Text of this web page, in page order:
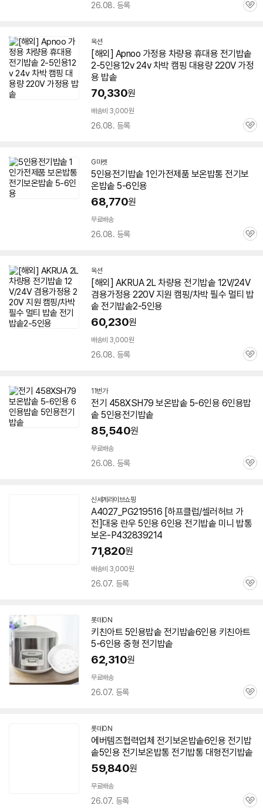
26.08. 등록
관
옥션
[해외] Apnoo 가정용 차량용 휴대용 전기밥솥
2-5인용12v 24v 차박 캠핑 대용량 220V 가정
용 밥솥
70,330원
배송비 3,000원
26.08. 등록
관
G마켓
5인용전기밥솥 1인가전제품 보온밥통 전기보
온밥솥 5-6인용
68,770원
무료배송
26.08. 등록
관
옥션
[해외] AKRUA 2L 차량용 전기밥솥 12V/24V
겸용가정용 220V 지원 캠핑/차박 필수 멀티 밥
솥 전기밥솥2-5인용
60,230원
배송비 3,000원
26.08. 등록
관
11번가
전기 458XSH79 보온밥솥 5-6인용 6인용밥
솥 5인용전기밥솥
85,540원
무료배송
26.08. 등록
관
신세계라이브쇼핑
A4027_PG219516 [하프클럽/셀러허브 가
전]대웅 란우 5인용 6인용 전기밥솥 미니 밥통
보온-P432839214
71,820원
배송비 3,000원
26.07. 등록
관
롯데ON
키친아트 5인용밥솥 전기밥솥6인용 키친아트
5-6인용 중형 전기밥솥
62,310원
무료배송
26.07. 등록
관
롯데ON
에버템즈협력업체 전기보온밥솥6인용 전기밥
솥5인용 전기보온밥통 전기밥통 대형전기밥솥
59,840원
무료배송
26.07. 등록
관